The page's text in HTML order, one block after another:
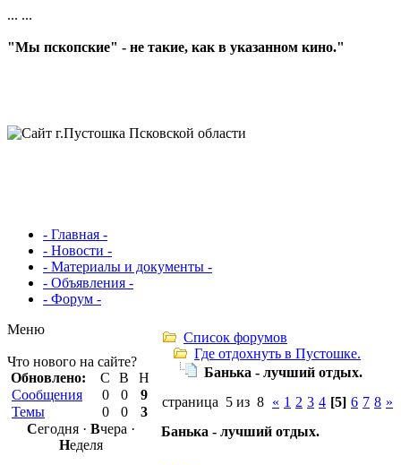
... ...
"Мы пскопские" - не такие, как в указанном кино."
- Главная -
- Новости -
- Материалы и документы -
- Объявления -
- Форум -
Меню
Что нового на сайте?
Обновлено:
С В
Н
Сообщения
0 0
9
Темы
0 0
3
Сегодня · Вчера ·
Неделя
Список форумов
Где отдохнуть в Пустошке.
Банька - лучший отдых.
страница 5 из 8 « 1 2 3 4 [5] 6 7 8 »
Банька - лучший отдых.